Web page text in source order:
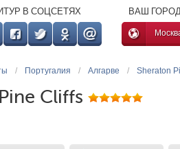
В СОЦСЕТЯХ ВАШ
/ Португалия / Алгарве / Sheraton
Cliffs